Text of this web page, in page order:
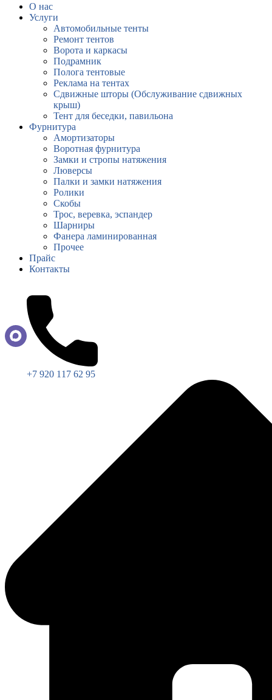
О нас
Услуги
Автомобильные тенты
Ремонт тентов
Ворота и каркасы
Подрамник
Полога тентовые
Реклама на тентах
Сдвижные шторы (Обслуживание сдвижных
крыш)
Тент для беседки, павильона
Фурнитура
Амортизаторы
Воротная фурнитура
Замки и стропы натяжения
Люверсы
Палки и замки натяжения
Ролики
Скобы
Трос, веревка, эспандер
Шарниры
Фанера ламинированная
Прочее
Прайс
Контакты
+7 920 117 62 95